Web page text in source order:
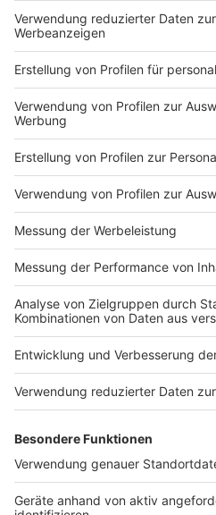
den Geist zu beruhigen und
Regelmäßiges Üben kann
verbessern und die
steigern. Stellt euch vor, wie
entspannter ihr euren Tag
nur eine kleine Yoga-Routine
Anzeige
Yoga im Büro
Anzeige
Fazit
Anzeige
die vielfältigen Vorteile von
zu feiern. Heute ist der ideale
und die Kraft von Yoga zu
nicht die Yogamatte